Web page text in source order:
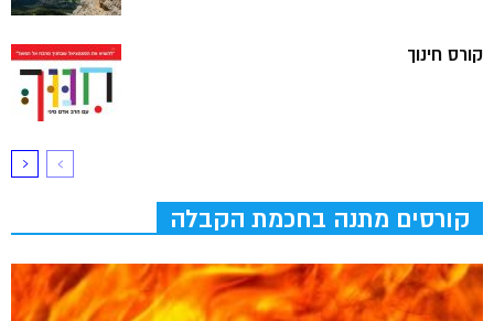
קורס חינוך
קורסים מתנה בחכמת הקבלה